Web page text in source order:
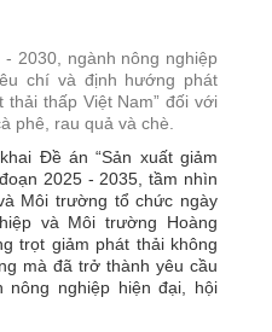
2030, ngành nông nghiệp
chí và định hướng phát
thải thấp Việt Nam” đối với
phê, rau quả và chè.
Đề án “Sản xuất giảm
2025 - 2035, tầm nhìn
Môi trường tổ chức ngày
và Môi trường Hoàng
trọt giảm phát thải không
mà đã trở thành yêu cầu
nghiệp hiện đại, hội